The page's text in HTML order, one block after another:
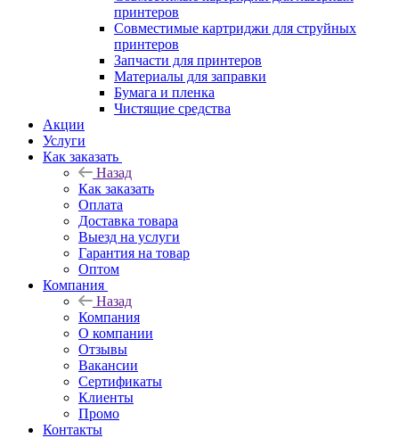
принтеров
Совместимые картриджи для струйных
принтеров
Запчасти для принтеров
Материалы для заправки
Бумага и пленка
Чистящие средства
Акции
Услуги
Как заказать
Назад
Как заказать
Оплата
Доставка товара
Выезд на услуги
Гарантия на товар
Оптом
Компания
Назад
Компания
О компании
Отзывы
Вакансии
Сертификаты
Клиенты
Промо
Контакты